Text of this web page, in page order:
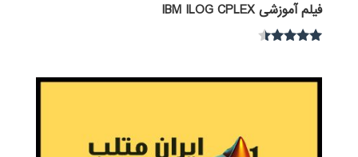
فیلم آموزشی IBM ILOG CPLEX
از 5